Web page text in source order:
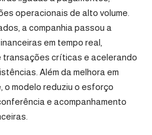
operacionais de alto volume.
a companhia passou a
em tempo real,
transações críticas e acelerando
Além da melhora em
o modelo reduziu o esforço
e acompanhamento